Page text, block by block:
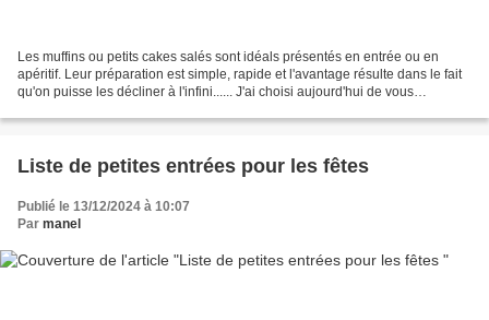
Les muffins ou petits cakes salés sont idéals présentés en entrée ou en
apéritif. Leur préparation est simple, rapide et l'avantage résulte dans le fait
qu'on puisse les décliner à l'infini...... J'ai choisi aujourd'hui de vous
Liste de petites entrées pour les fêtes
Publié le 13/12/2024 à 10:07
Par manel